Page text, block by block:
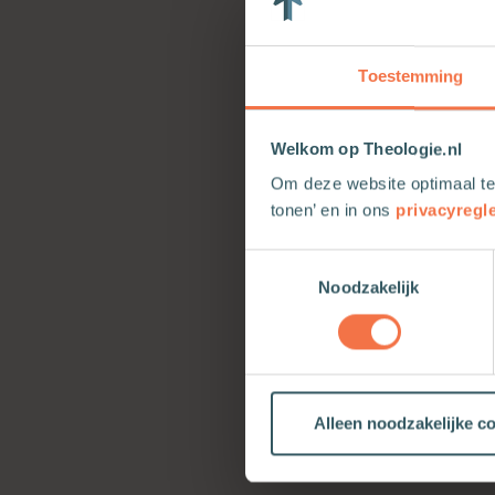
Toestemming
Welkom op Theologie.nl
Om deze website optimaal
tonen’ en in ons
Noodzakelijk
Alleen noodzakelijke
De Kerk kreeg
erotiek
verbeelding
en helende
Marian